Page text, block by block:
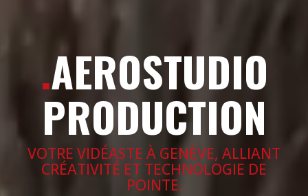
.AEROSTUDIO
PRODUCTION
VOTRE VIDÉASTE À GENÈVE, ALLIANT
CRÉATIVITÉ ET TECHNOLOGIE DE
POINTE.